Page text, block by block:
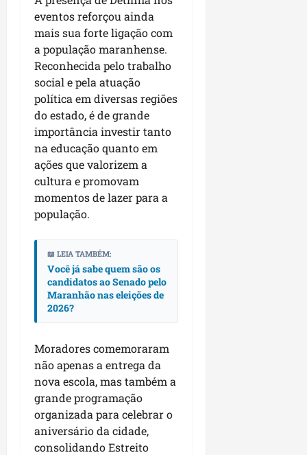
eventos reforçou ainda
mais sua forte ligação com
a população maranhense.
Reconhecida pelo trabalho
social e pela atuação
política em diversas regiões
do estado, é de grande
importância investir tanto
na educação quanto em
ações que valorizem a
cultura e promovam
momentos de lazer para a
população.
📖 LEIA TAMBÉM:
Você já sabe quem são os
candidatos ao Senado pelo
Maranhão nas eleições de
2026?
Moradores comemoraram
não apenas a entrega da
nova escola, mas também a
grande programação
organizada para celebrar o
aniversário da cidade,
consolidando Estreito